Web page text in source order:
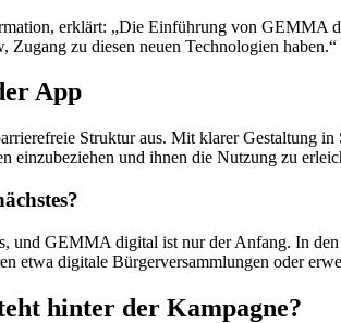
erklärt: „Die Einführung von GEMMA
zu diesen neuen Technologien haben.“
App
Struktur aus. Mit klarer Gestaltung
einzubeziehen und ihnen die Nutzung zu
und GEMMA digital ist nur der Anfang. In
etwa digitale Bürgerversammlungen oder
hinter der Kampagne?